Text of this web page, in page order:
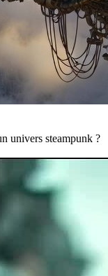
univers steampunk ?